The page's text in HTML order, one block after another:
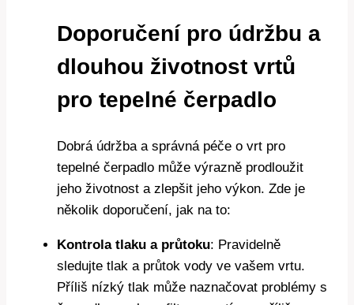
Doporučení pro údržbu a
dlouhou životnost vrtů
pro tepelné čerpadlo
Dobrá údržba a správná péče o vrt pro
tepelné čerpadlo může výrazně prodloužit
jeho životnost a zlepšit jeho výkon. Zde je
několik doporučení, jak na to:
Kontrola tlaku a průtoku: Pravidelně
sledujte tlak a průtok vody ve vašem vrtu.
Příliš nízký tlak může naznačovat problémy s